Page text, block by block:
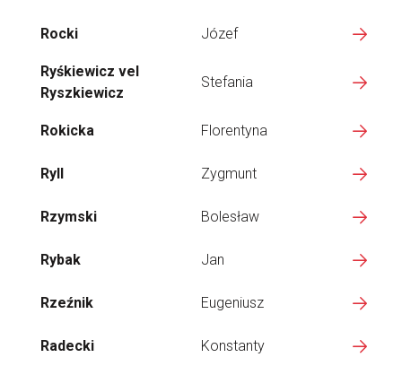
Rocki Józef
Ryśkiewicz vel
Ryszkiewicz
Stefania
Rokicka Florentyna
Ryll Zygmunt
Rzymski Bolesław
Rybak Jan
Rzeźnik Eugeniusz
Radecki Konstanty